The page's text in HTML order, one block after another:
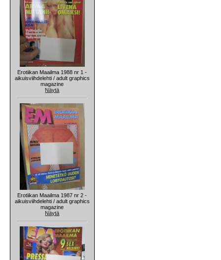
Erotiikan Maailma 1988 nr 1 -
aikuisviihdelehti / adult graphics
magazine
Näytä
Erotiikan Maailma 1987 nr 2 -
aikuisviihdelehti / adult graphics
magazine
Näytä